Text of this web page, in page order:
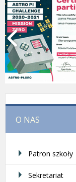
O NAS
Patron szkoły
Sekretariat